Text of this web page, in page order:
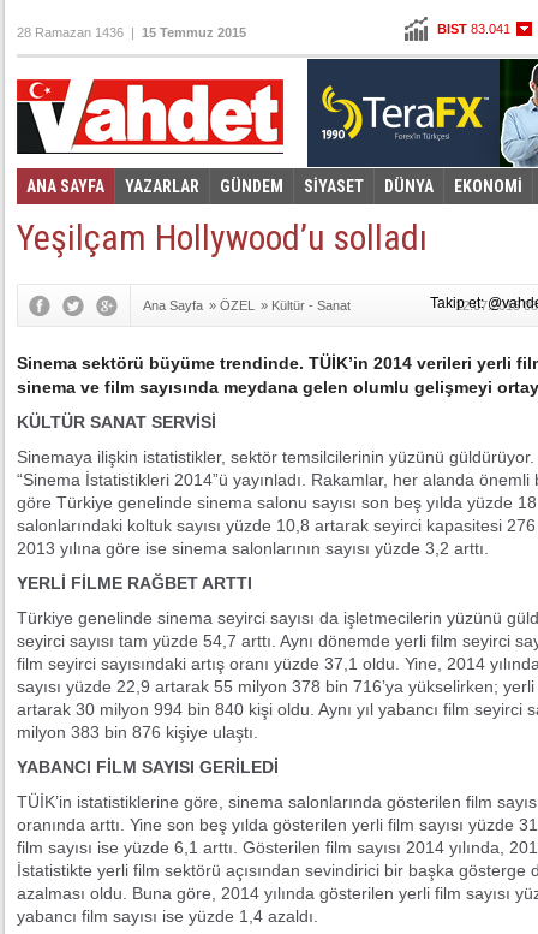
BIST 83.041
Altın98,125
Dolar 2,6345
Euro 2,9055
28 Ramazan 1436 | 15 Temmuz 2015
ANA SAYFA YAZARLAR GÜNDEM SİYASET DÜNYA EKONOMİ
Foto Galeri Video Galeri
Yeşilçam Hollywood’u solladı
Ana Sayfa » ÖZEL » Kültür - Sanat 12.07.2015
Sinema sektörü büyüme trendinde. TÜİK’in 2014 verileri yerli
sinema ve film sayısında meydana gelen olumlu gelişmeyi
KÜLTÜR SANAT SERVİSİ
Sinemaya ilişkin istatistikler, sektör temsilcilerinin yüzünü
“Sinema İstatistikleri 2014”ü yayınladı. Rakamlar, her alanda
göre Türkiye genelinde sinema salonu sayısı son beş yılda yüzde
salonlarındaki koltuk sayısı yüzde 10,8 artarak seyirci kapasitesi 276
2013 yılına göre ise sinema salonlarının sayısı yüzde 3,2 arttı.
YERLİ FİLME RAĞBET ARTTI
Türkiye genelinde sinema seyirci sayısı da işletmecilerin yüzünü
seyirci sayısı tam yüzde 54,7 arttı. Aynı dönemde yerli film seyirci
film seyirci sayısındaki artış oranı yüzde 37,1 oldu. Yine, 2014
sayısı yüzde 22,9 artarak 55 milyon 378 bin 716’ya yükselirken;
artarak 30 milyon 994 bin 840 kişi oldu. Aynı yıl yabancı film seyirci
milyon 383 bin 876 kişiye ulaştı.
YABANCI FİLM SAYISI GERİLEDİ
TÜİK’in istatistiklerine göre, sinema salonlarında gösterilen film
oranında arttı. Yine son beş yılda gösterilen yerli film sayısı yüzde
film sayısı ise yüzde 6,1 arttı. Gösterilen film sayısı 2014 yılında,
İstatistikte yerli film sektörü açısından sevindirici bir başka gösterge
azalması oldu. Buna göre, 2014 yılında gösterilen yerli film sayısı
yabancı film sayısı ise yüzde 1,4 azaldı.
Takip et: